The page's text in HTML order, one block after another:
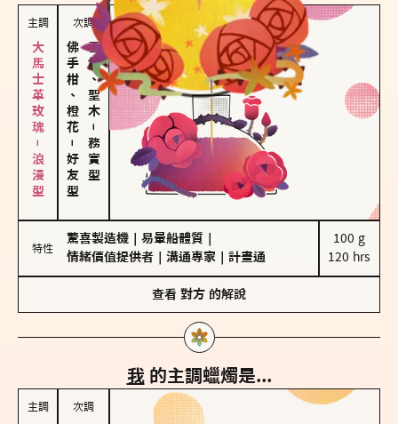
主調
大馬士革玫瑰－浪漫型
次調
佛手柑、橙花
－
好友型
雪松、聖木
－
務實型
特性
驚喜製造機 易暈船體質
情緒價值提供者
溝通專家 計畫通
100 g
120 hrs
查看 對方 的解說
我 的主調蠟燭是...
主調 次調